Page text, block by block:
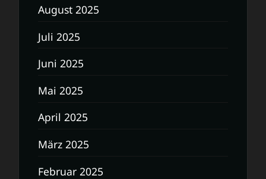
August 2025
Juli 2025
Juni 2025
Mai 2025
April 2025
März 2025
Februar 2025